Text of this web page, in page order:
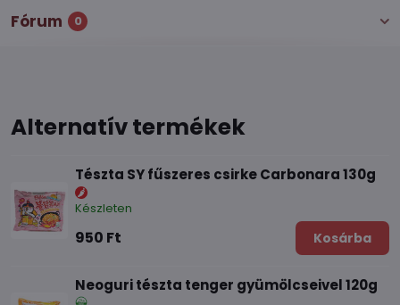
Fórum 0
Alternatív termékek
Tészta SY fűszeres csirke Carbonara 130g
Készleten
950 Ft Kosárba
Neoguri tészta tenger gyümölcseivel 120g